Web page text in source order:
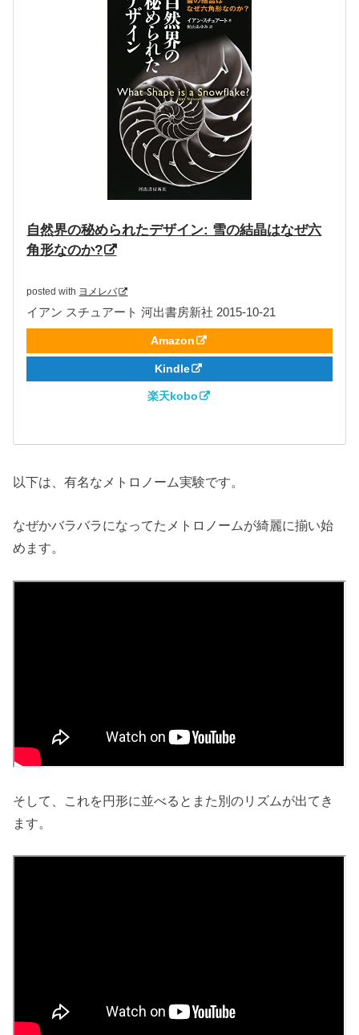
自然界の秘められたデザイン: 雪の結晶はなぜ六
角形なのか?
posted with ヨメレバ
イアン スチュアート 河出書房新社 2015-10-21
Amazon
Kindle
楽天kobo
以下は、有名なメトロノーム実験です。
なぜかバラバラになってたメトロノームが綺麗に揃い始
めます。
そして、これを円形に並べるとまた別のリズムが出てき
ます。